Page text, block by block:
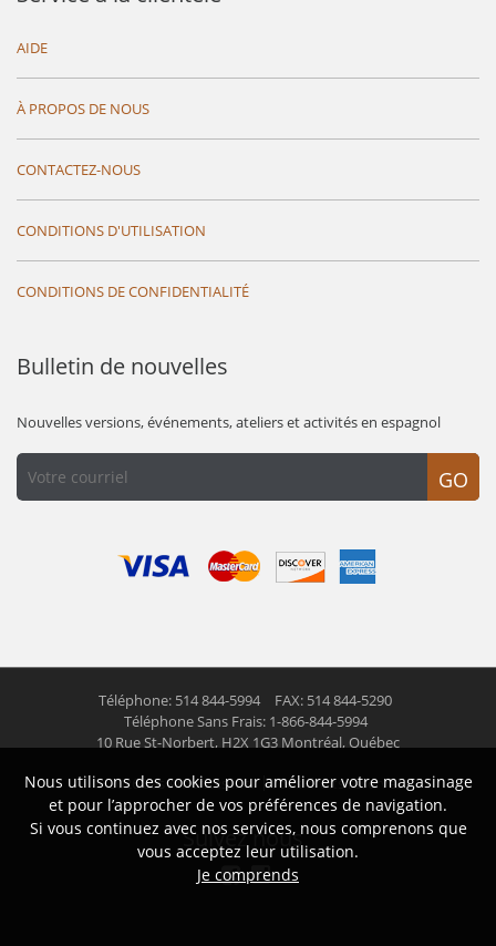
AIDE
À PROPOS DE NOUS
CONTACTEZ-NOUS
CONDITIONS D'UTILISATION
CONDITIONS DE CONFIDENTIALITÉ
Bulletin de nouvelles
Nouvelles versions, événements, ateliers et activités en espagnol
GO
Téléphone: 514 844-5994
FAX: 514 844-5290
Téléphone Sans Frais: 1-866-844-5994
10 Rue St-Norbert, H2X 1G3 Montréal, Québec
© 2026 Las Americas inc. Tous droits réservés
Suivez nous
Nous utilisons des cookies pour améliorer votre magasinage
et pour l’approcher de vos préférences de navigation.
Si vous continuez avec nos services, nous comprenons que
vous acceptez leur utilisation.
Je comprends